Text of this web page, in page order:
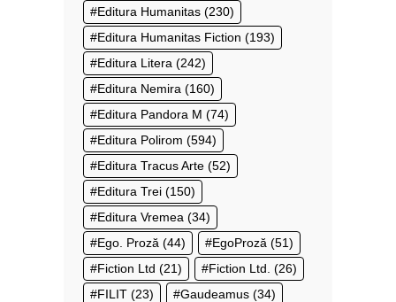
Editura Humanitas (230)
Editura Humanitas Fiction (193)
Editura Litera (242)
Editura Nemira (160)
Editura Pandora M (74)
Editura Polirom (594)
Editura Tracus Arte (52)
Editura Trei (150)
Editura Vremea (34)
Ego. Proză (44) EgoProză (51)
Fiction Ltd (21) Fiction Ltd. (26)
FILIT (23) Gaudeamus (34)